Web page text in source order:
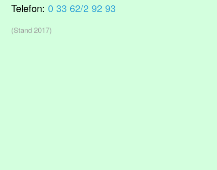
Telefon: 0 33 62/2 92 93
(Stand 2017)